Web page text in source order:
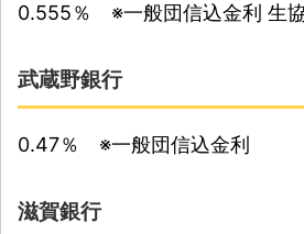
0.555％ ※一般団信込金利 生
武蔵野銀行
0.47％ ※一般団信込金利
滋賀銀行